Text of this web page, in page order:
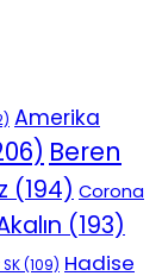
Amerika
Beren
(194) Corona
(193)
(109) Hadise